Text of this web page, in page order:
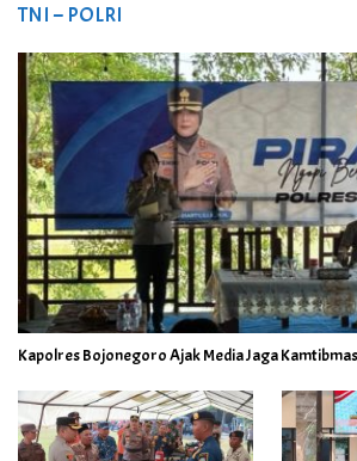
TNI – POLRI
Kapolres Bojonegoro Ajak Media Jaga